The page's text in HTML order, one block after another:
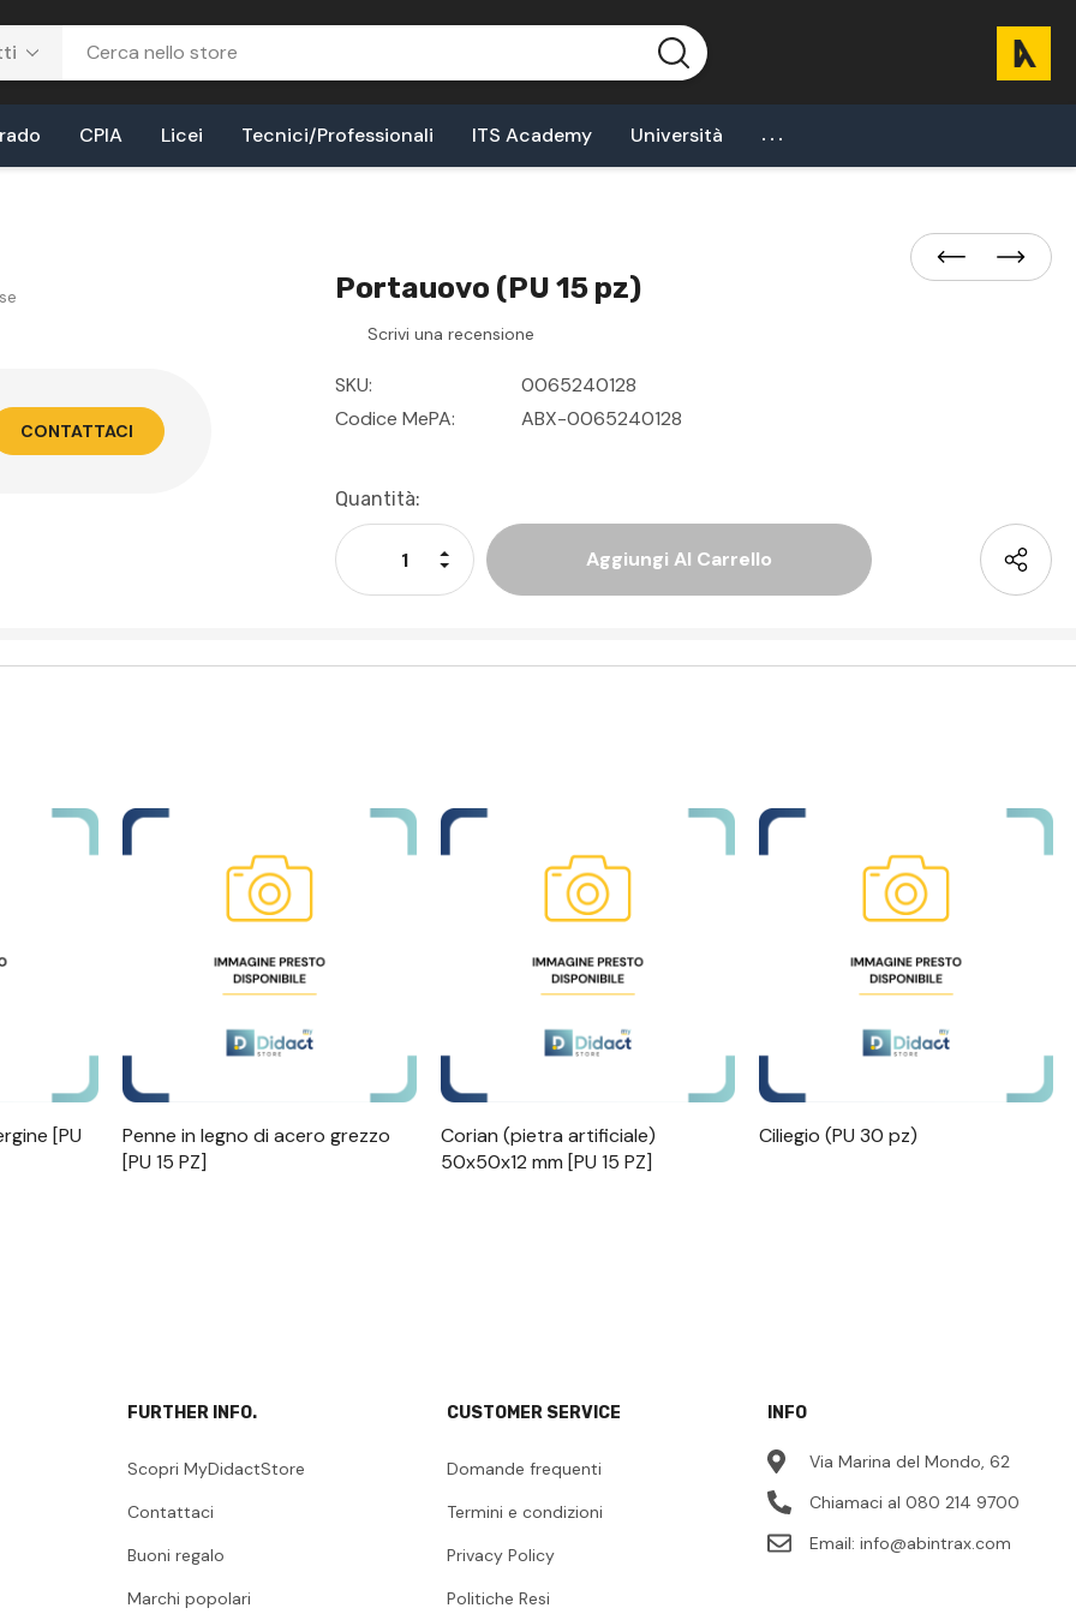
CPIA Licei Tecnici/Professionali ITS Academy Università ...
CONTATTACI
Portauovo (PU 15 pz)
Scrivi una recensione
SKU:
0065240128
Codice MePA:
ABX-0065240128
Disponibilità
Attuale:
Quantità:
Diminuisci La Quantità Di Undefined
Aumenta La Quantità Di Undefined
[PU
Penne in legno di acero grezzo
[PU 15 PZ]
Corian (pietra artificiale)
50x50x12 mm [PU 15 PZ]
Ciliegio (PU 30 pz)
FURTHER INFO.
Scopri MyDidactStore
Contattaci
Buoni regalo
Marchi popolari
CUSTOMER SERVICE
Domande frequenti
Termini e condizioni
Privacy Policy
Politiche Resi
INFO
Via Marina del Mondo, 62
Chiamaci al 080 214 9700
Email:info@abintrax.com